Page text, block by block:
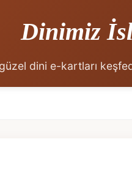
Dinimiz
dini e-kartları